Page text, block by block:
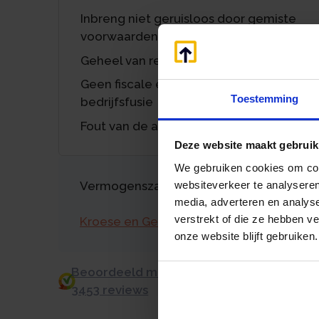
Toestemming
Deze website maakt
We gebruiken cookies om
websiteverkeer te
media, adverteren en
verstrekt of die ze hebben
onze website blijft gebruiken.
Inbreng niet geruisloos door gemiste
voorwaarden
Geheel van rechtshandelingen
Geen fiscale eenheid, geen
bedrijfsfusie
Fout van de adviseur
Vermogenszaken goed regelen?
Kroese en Geraerts
Beoordeeld met een 9.0 uit 10 op basis van
3453 reviews